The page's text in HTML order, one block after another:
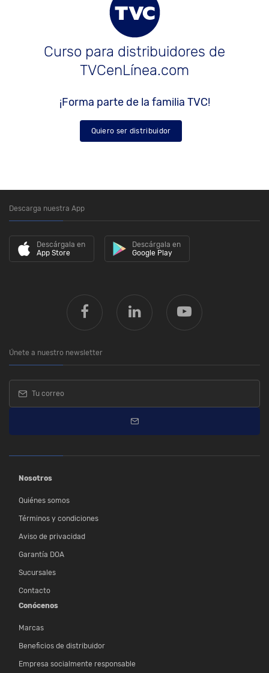
Curso para distribuidores de
TVCenLínea.com
¡Forma parte de la familia TVC!
Quiero ser distribuidor
Descarga nuestra App
Descárgala en
App Store
Descárgala en
Google Play
Únete a nuestro newsletter
Nosotros
Quiénes somos
Términos y condiciones
Aviso de privacidad
Garantía DOA
Sucursales
Contacto
Conócenos
Marcas
Beneficios de distribuidor
Empresa socialmente responsable